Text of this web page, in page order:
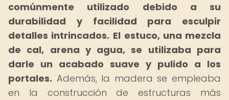
comúnmente utilizado debido a su
durabilidad y facilidad para esculpir
detalles intrincados. El estuco, una mezcla
de cal, arena y agua, se utilizaba para
darle un acabado suave y pulido a los
portales. Además, la madera se empleaba
en la construcción de estructuras más